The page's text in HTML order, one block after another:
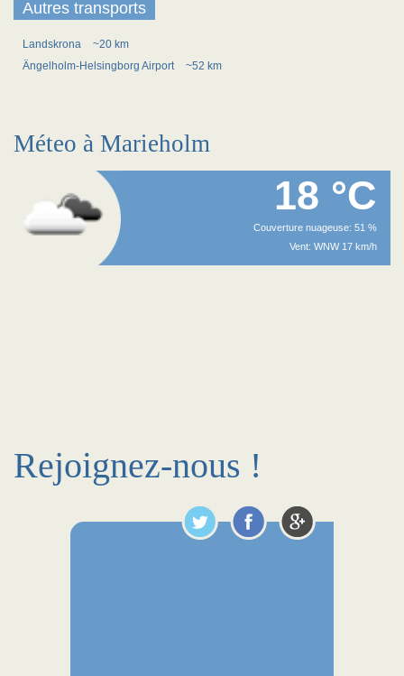
Autres transports
Landskrona
~20 km
Ängelholm-Helsingborg Airport
~52 km
Méteo à Marieholm
18 °C
Couverture nuageuse: 51 %
Vent: WNW 17 km/h
Rejoignez-nous !